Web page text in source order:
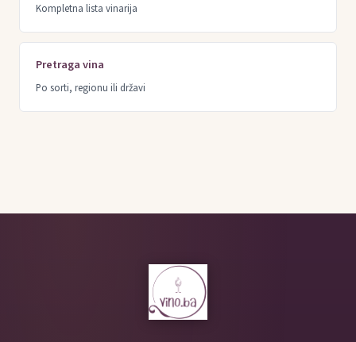
Kompletna lista vinarija
Pretraga vina
Po sorti, regionu ili državi